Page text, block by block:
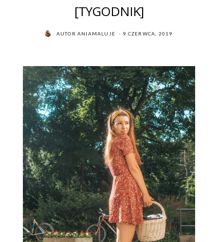
[TYGODNIK]
AUTOR ANIAMALUJE
POSTED
9 CZERWCA, 2019